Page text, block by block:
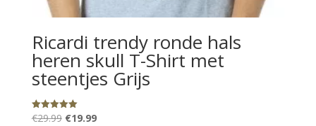
Ricardi trendy ronde hals
heren skull T-Shirt met
steentjes Grijs
Gewaardeerd
€29.99 Oorspronkelijke
€19.99Huidige